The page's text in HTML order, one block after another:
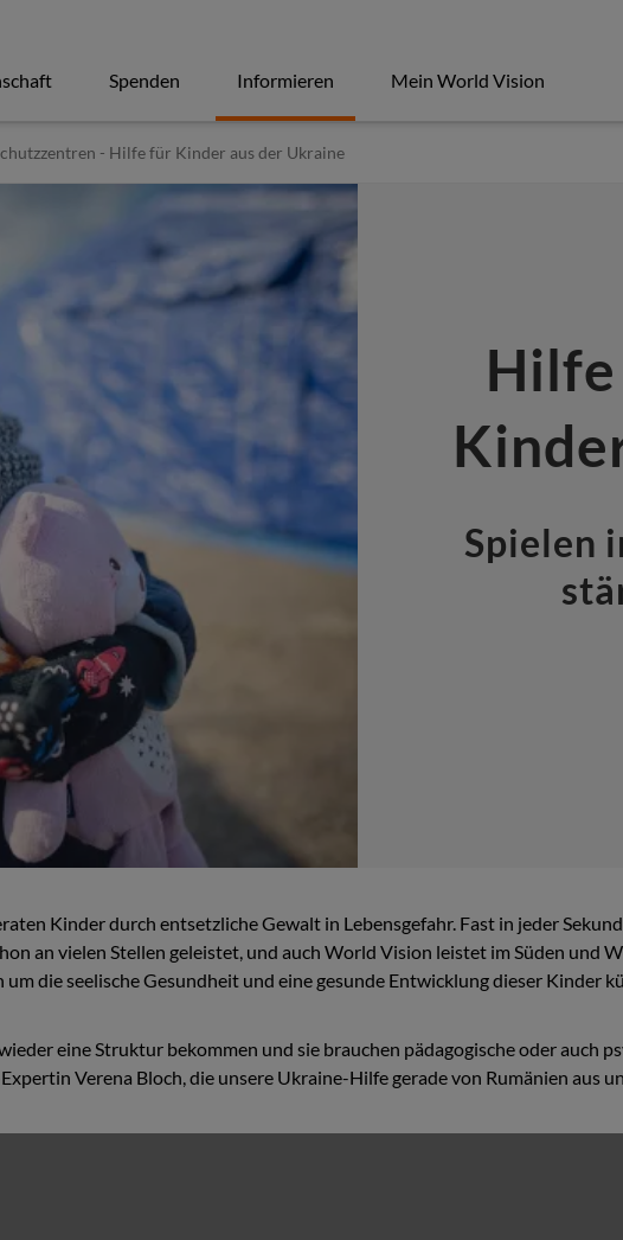
Spenden Informieren Mein World Vision
- Hilfe für Kinder aus der Ukraine
Spielen
Kinder durch entsetzliche Gewalt in Lebensgefahr. Fast in jeder
an vielen Stellen geleistet, und auch World Vision leistet im Süden und
um die seelische Gesundheit und eine gesunde Entwicklung dieser Kinder
eine Struktur bekommen und sie brauchen pädagogische oder auch
Verena Bloch, die unsere Ukraine-Hilfe gerade von Rumänien aus